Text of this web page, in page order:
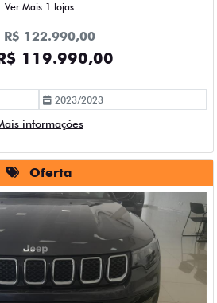
Ver Mais 1 lojas
R$ 122.990,00
119.990,00
2023/2023
informações
Oferta